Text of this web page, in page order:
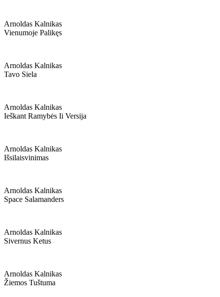
Arnoldas Kalnikas
Vienumoje Palikęs
Arnoldas Kalnikas
Tavo Siela
Arnoldas Kalnikas
Ieškant Ramybės Ii Versija
Arnoldas Kalnikas
Išsilaisvinimas
Arnoldas Kalnikas
Space Salamanders
Arnoldas Kalnikas
Sivernus Ketus
Arnoldas Kalnikas
Žiemos Tuštuma